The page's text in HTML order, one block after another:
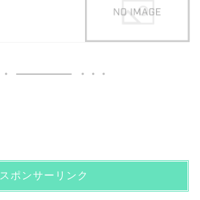
スポンサーリンク